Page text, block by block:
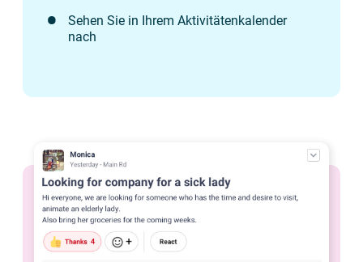
Sehen Sie in Ihrem Aktivitätenkalender
nach